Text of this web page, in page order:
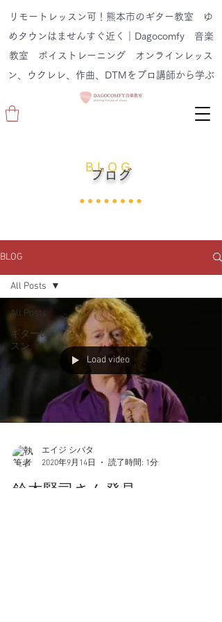
リモートレッスン可！熊本市のギター教室 ゆ
めタウンはませんすぐ近く｜Dagocomfy 音楽
教室 ボイストレーニング オンラインレッス
ン、ウクレレ、作曲、DTMをプロ講師から学ぶ
B L O G
ブログ
BLOG
All Posts
ギターレッ
スン
All Posts
Load video
エイジ シバタ
2020年9月14日
読了時間: 1分
鈴木賢司さん発見